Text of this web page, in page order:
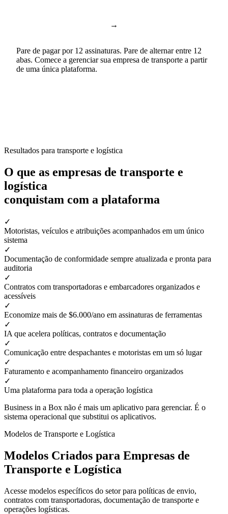
→
Pare de pagar por 12 assinaturas. Pare de alternar entre 12
abas. Comece a gerenciar sua empresa de transporte a partir
de uma única plataforma.
Resultados para transporte e logística
O que as empresas de transporte e
logística
conquistam com a plataforma
✓
Motoristas, veículos e atribuições acompanhados em um único
sistema
✓
Documentação de conformidade sempre atualizada e pronta para
auditoria
✓
Contratos com transportadoras e embarcadores organizados e
acessíveis
✓
Economize mais de $6.000/ano em assinaturas de ferramentas
✓
IA que acelera políticas, contratos e documentação
✓
Comunicação entre despachantes e motoristas em um só lugar
✓
Faturamento e acompanhamento financeiro organizados
✓
Uma plataforma para toda a operação logística
Business in a Box não é mais um aplicativo para gerenciar. É o
sistema operacional que substitui os aplicativos.
Modelos de Transporte e Logística
Modelos Criados para Empresas de
Transporte e Logística
Acesse modelos específicos do setor para políticas de envio,
contratos com transportadoras, documentação de transporte e
operações logísticas.